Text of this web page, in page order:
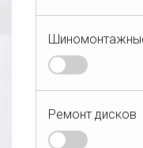
Покраска в
Алмазная
диска
Легковой
Ремонт дисков